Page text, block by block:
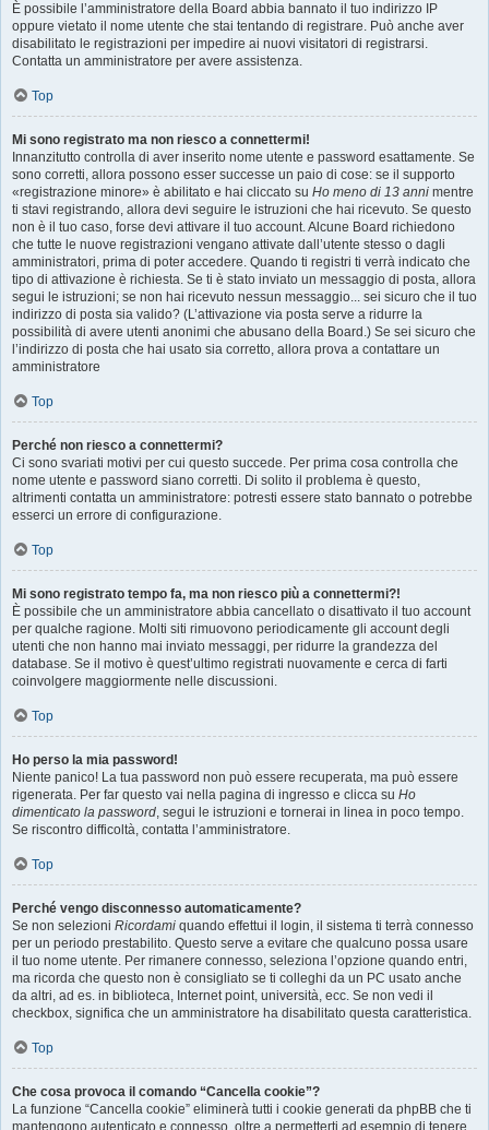
È possibile l’amministratore della Board abbia bannato il tuo indirizzo IP
oppure vietato il nome utente che stai tentando di registrare. Può anche aver
disabilitato le registrazioni per impedire ai nuovi visitatori di registrarsi.
Contatta un amministratore per avere assistenza.
Top
Mi sono registrato ma non riesco a connettermi!
Innanzitutto controlla di aver inserito nome utente e password esattamente. Se
sono corretti, allora possono esser successe un paio di cose: se il supporto
«registrazione minore» è abilitato e hai cliccato su Ho meno di 13 anni mentre
ti stavi registrando, allora devi seguire le istruzioni che hai ricevuto. Se questo
non è il tuo caso, forse devi attivare il tuo account. Alcune Board richiedono
che tutte le nuove registrazioni vengano attivate dall’utente stesso o dagli
amministratori, prima di poter accedere. Quando ti registri ti verrà indicato che
tipo di attivazione è richiesta. Se ti è stato inviato un messaggio di posta, allora
segui le istruzioni; se non hai ricevuto nessun messaggio... sei sicuro che il tuo
indirizzo di posta sia valido? (L’attivazione via posta serve a ridurre la
possibilità di avere utenti anonimi che abusano della Board.) Se sei sicuro che
l’indirizzo di posta che hai usato sia corretto, allora prova a contattare un
amministratore
Top
Perché non riesco a connettermi?
Ci sono svariati motivi per cui questo succede. Per prima cosa controlla che
nome utente e password siano corretti. Di solito il problema è questo,
altrimenti contatta un amministratore: potresti essere stato bannato o potrebbe
esserci un errore di configurazione.
Top
Mi sono registrato tempo fa, ma non riesco più a connettermi?!
È possibile che un amministratore abbia cancellato o disattivato il tuo account
per qualche ragione. Molti siti rimuovono periodicamente gli account degli
utenti che non hanno mai inviato messaggi, per ridurre la grandezza del
database. Se il motivo è quest’ultimo registrati nuovamente e cerca di farti
coinvolgere maggiormente nelle discussioni.
Top
Ho perso la mia password!
Niente panico! La tua password non può essere recuperata, ma può essere
rigenerata. Per far questo vai nella pagina di ingresso e clicca su Ho
dimenticato la password, segui le istruzioni e tornerai in linea in poco tempo.
Se riscontro difficoltà, contatta l’amministratore.
Top
Perché vengo disconnesso automaticamente?
Se non selezioni Ricordami quando effettui il login, il sistema ti terrà connesso
per un periodo prestabilito. Questo serve a evitare che qualcuno possa usare
il tuo nome utente. Per rimanere connesso, seleziona l’opzione quando entri,
ma ricorda che questo non è consigliato se ti colleghi da un PC usato anche
da altri, ad es. in biblioteca, Internet point, università, ecc. Se non vedi il
checkbox, significa che un amministratore ha disabilitato questa caratteristica.
Top
Che cosa provoca il comando “Cancella cookie”?
La funzione “Cancella cookie” eliminerà tutti i cookie generati da phpBB che ti
mantengono autenticato e connesso, oltre a permetterti ad esempio di tenere